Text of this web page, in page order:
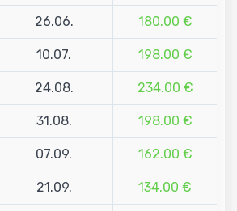
26.06. 180.00 €
10.07. 198.00 €
24.08. 234.00 €
31.08. 198.00 €
07.09. 162.00 €
21.09. 134.00 €